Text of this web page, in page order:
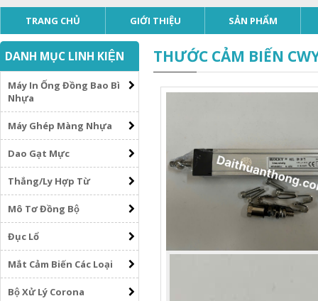
TRANG CHỦ GIỚI THIỆU SẢN PHẨM
DANH MỤC LINH KIỆN
Máy In Ống Đồng Bao Bì
Nhựa
Máy Ghép Màng Nhựa
Dao Gạt Mực
Thắng/Ly Hợp Từ
Mô Tơ Đồng Bộ
Đục Lổ
Mắt Cảm Biến Các Loại
Bộ Xử Lý Corona
THƯỚC CẢM BIẾN